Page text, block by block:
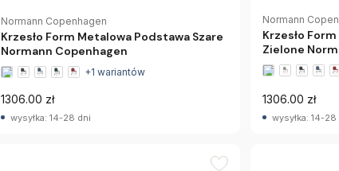
Normann Copenhagen
Krzesło Form Metalowa Podstawa Szare
Normann Copenhagen
+1 wariantów
1306.00 zł
wysyłka: 14-28 dni
Normann
Krzesło
Zielone
1306.00 zł
wysyłka: 14-28